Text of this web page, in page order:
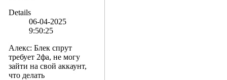
Details
06-04-2025
9:50:25
Алекс: Блек спрут
требует 2фа, не могу
зайти на свой аккаунт,
что делать